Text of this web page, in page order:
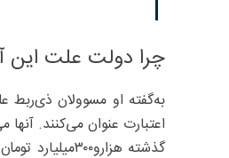
چرا دولت علت این
به‌گفته او مسوولان ذی‌ربط
اعتبارت عنوان می‌کنند.
گذشته‌